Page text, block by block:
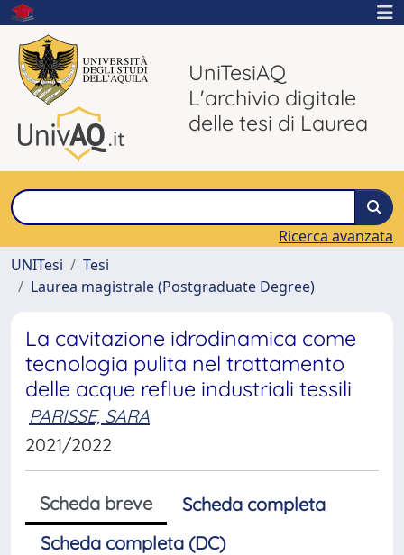
UniTesiAQ
L'archivio digitale
delle tesi di Laurea
Ricerca avanzata
UNITesi
Tesi
Laurea magistrale (Postgraduate Degree)
La cavitazione idrodinamica come
tecnologia pulita nel trattamento
delle acque reflue industriali tessili
PARISSE, SARA
2021/2022
Scheda breve
Scheda completa
Scheda completa (DC)